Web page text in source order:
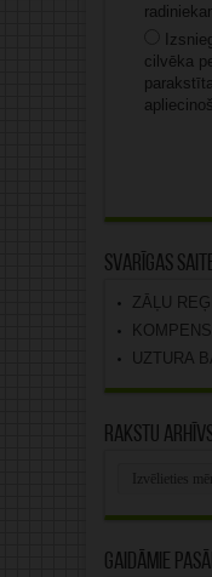
cilvēka
Svarīgas
ZĀĻU
UZTURA
Rakstu
Gaidāmie